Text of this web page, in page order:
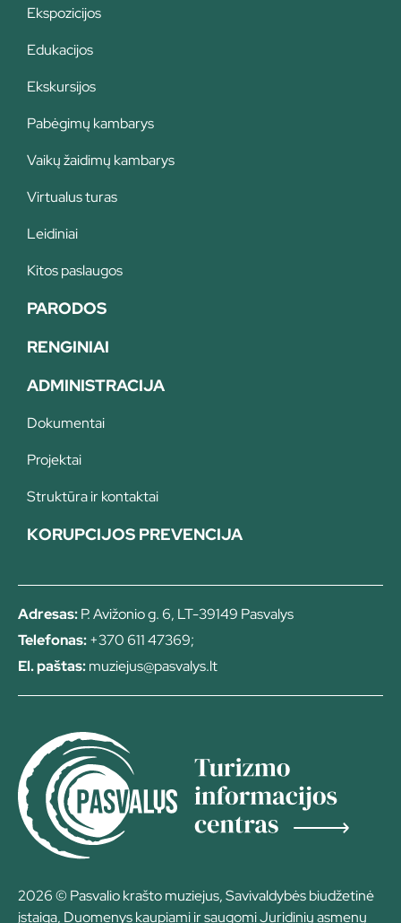
Ekspozicijos
Edukacijos
Ekskursijos
Pabėgimų kambarys
Vaikų žaidimų kambarys
Virtualus turas
Leidiniai
Kitos paslaugos
PARODOS
RENGINIAI
ADMINISTRACIJA
Dokumentai
Projektai
Struktūra ir kontaktai
KORUPCIJOS PREVENCIJA
Adresas:P. Avižonio g. 6, LT-39149 Pasvalys
Telefonas:+370 611 47369;
El. paštas:muziejus@pasvalys.lt
2026 © Pasvalio krašto muziejus, Savivaldybės biudžetinė
įstaiga, Duomenys kaupiami ir saugomi Juridinių asmenų